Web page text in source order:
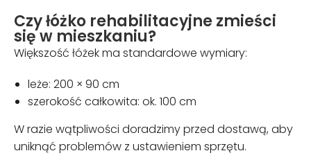
Czy łóżko rehabilitacyjne zmieści
się w mieszkaniu?
Większość łóżek ma standardowe wymiary:
leże: 200 × 90 cm
szerokość całkowita: ok. 100 cm
W razie wątpliwości doradzimy przed dostawą, aby
uniknąć problemów z ustawieniem sprzętu.